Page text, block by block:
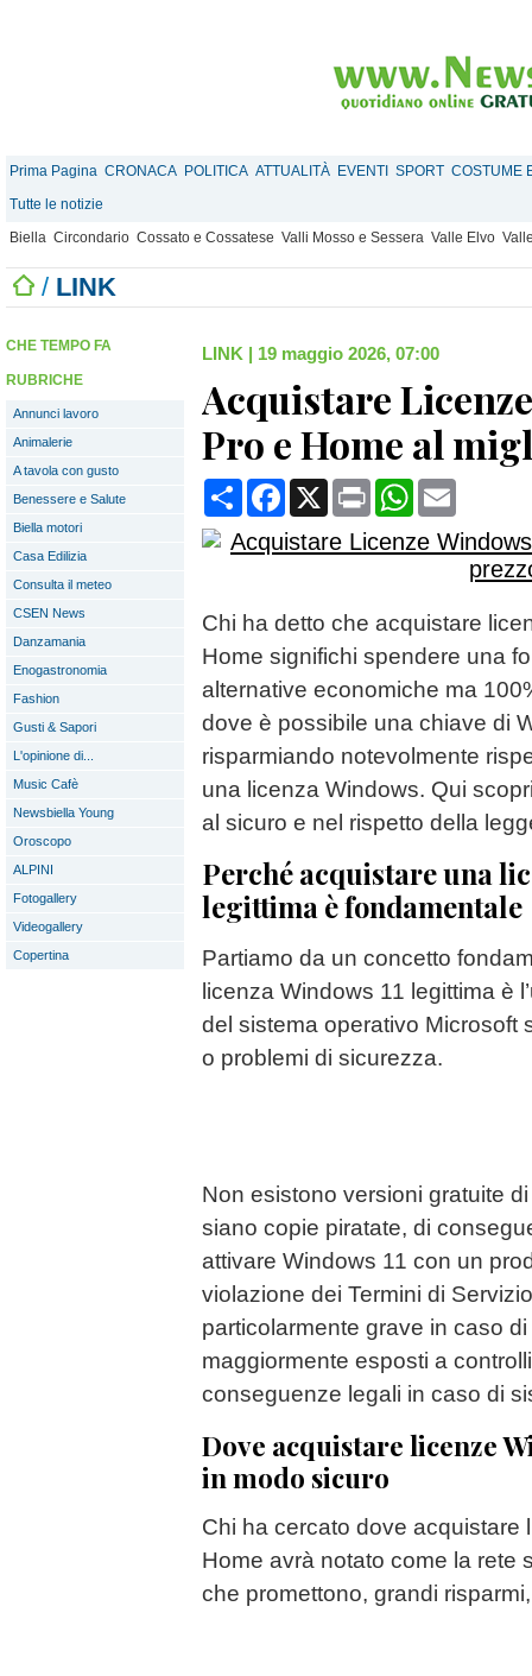
Prima Pagina CRONACA POLITICA ATTUALITÀ EVENTI SPORT COSTUME
Tutte le notizie
Biella Circondario Cossato e Cossatese Valli Mosso e Sessera Valle Elvo
/ LINK
CHE TEMPO FA
RUBRICHE
Annunci lavoro
Animalerie
A tavola con gusto
Benessere e Salute
Biella motori
Casa Edilizia
Consulta il meteo
CSEN News
Danzamania
Enogastronomia
Fashion
Gusti & Sapori
L'opinione di...
Music Cafè
Newsbiella Young
Oroscopo
ALPINI
Fotogallery
Videogallery
Copertina
LINK | 19 maggio 2026, 07:00
Acquistare
Pro e Home al
CondividiFacebook
X Print WhatsApp
Chi ha detto che acquistare
Home significhi spendere una
alternative economiche ma
dove è possibile una chiave di
risparmiando notevolmente
una licenza Windows. Qui
al sicuro e nel rispetto della
Perché acquistare una
legittima è fondamentale
Partiamo da un concetto
licenza Windows 11 legittima è
del sistema operativo Microsoft
o problemi di sicurezza.
Non esistono versioni gratuite
siano copie piratate, di
attivare Windows 11 con un
violazione dei Termini di
particolarmente grave in caso
maggiormente esposti a
conseguenze legali in caso di
Dove acquistare licenze
in modo sicuro
Chi ha cercato dove acquistare
Home avrà notato come la rete
che promettono, grandi